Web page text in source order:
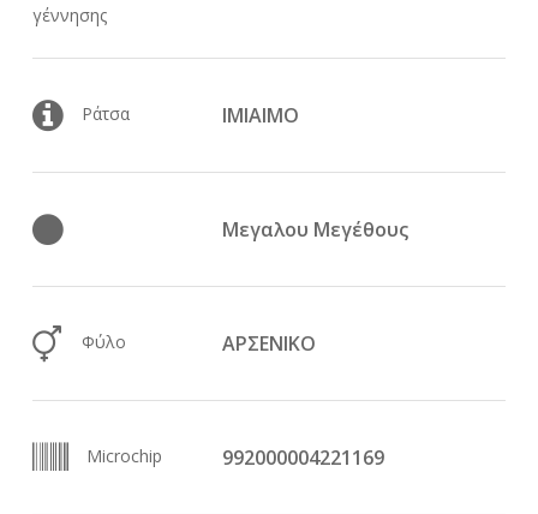
γέννησης
Ράτσα ΙΜΙΑΙΜΟ
Μεγαλου Μεγέθους
Φύλο ΑΡΣΕΝΙΚΟ
Microchip 992000004221169